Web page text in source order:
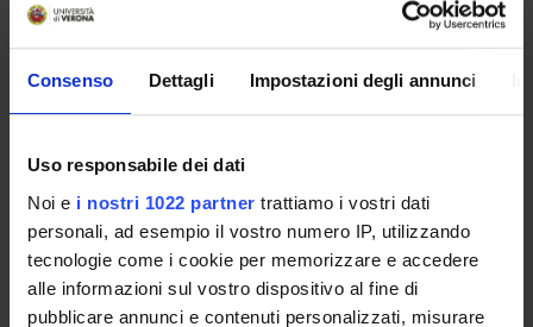
Consenso Dettagli Impostazioni degli annunci
Uso responsabile dei dati
Noi e i nostri 1022 partner trattiamo i vostri dati
personali, ad esempio il vostro numero IP, utilizzando
tecnologie come i cookie per memorizzare e accedere
alle informazioni sul vostro dispositivo al fine di
pubblicare annunci e contenuti personalizzati, misurare
PARTECIPANTI AL PROGETTO
Adolfo Speghini
Professore ordinario
AREE DI RICERCA COINVOLTE DAL PROGETTO